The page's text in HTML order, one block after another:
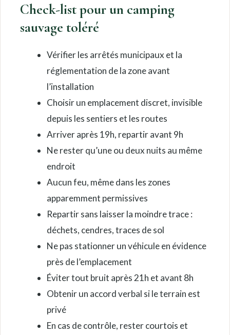
Check-list pour un camping
sauvage toléré
Vérifier les arrêtés municipaux et la
réglementation de la zone avant
l’installation
Choisir un emplacement discret, invisible
depuis les sentiers et les routes
Arriver après 19h, repartir avant 9h
Ne rester qu’une ou deux nuits au même
endroit
Aucun feu, même dans les zones
apparemment permissives
Repartir sans laisser la moindre trace :
déchets, cendres, traces de sol
Ne pas stationner un véhicule en évidence
près de l’emplacement
Éviter tout bruit après 21h et avant 8h
Obtenir un accord verbal si le terrain est
privé
En cas de contrôle, rester courtois et